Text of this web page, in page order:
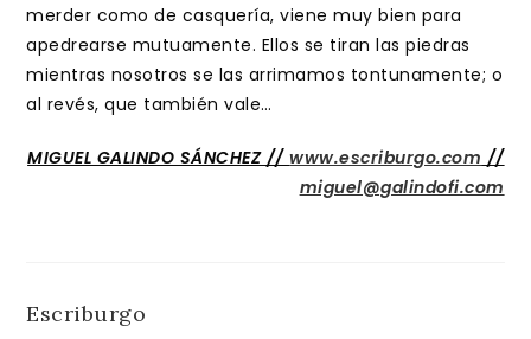
merder como de casquería, viene muy bien para
apedrearse mutuamente. Ellos se tiran las piedras
mientras nosotros se las arrimamos tontunamente; o
al revés, que también vale…
MIGUEL GALINDO SÁNCHEZ //www.escriburgo.com //
miguel@galindofi.com
Escriburgo